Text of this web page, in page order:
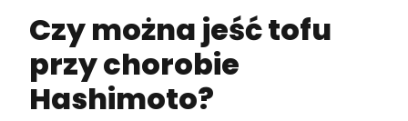
Czy można jeść tofu
przy chorobie
Hashimoto?